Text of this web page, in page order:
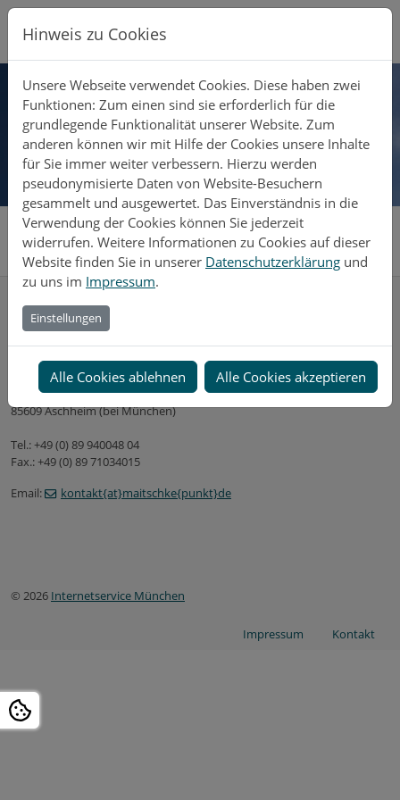
Direkt zur Hauptnavigation springen
Direkt zum Inhalt springen
Zur Unternavigation springen
Systemhaus Maitschke
Server & Hosting all-inklusive Hosting
Kontakt
Systemhaus Maitschke
Gerald Maitschke
Rat-Kaffl-Str. 13
85609 Aschheim (bei München)
Tel.: +49 (0) 89 940048 04
Fax.: +49 (0) 89 71034015
Email:
kontakt{at}maitschke{punkt}de
© 2026 Internetservice München
Impressum Kontakt
Hinweis zu Cookies
Unsere Webseite verwendet Cookies. Diese haben zwei
Funktionen: Zum einen sind sie erforderlich für die
grundlegende Funktionalität unserer Website. Zum
anderen können wir mit Hilfe der Cookies unsere Inhalte
für Sie immer weiter verbessern. Hierzu werden
pseudonymisierte Daten von Website-Besuchern
gesammelt und ausgewertet. Das Einverständnis in die
Verwendung der Cookies können Sie jederzeit
widerrufen. Weitere Informationen zu Cookies auf dieser
Website finden Sie in unserer Datenschutzerklärung und
zu uns im Impressum.
Einstellungen
Alle Cookies ablehnen Alle Cookies akzeptieren